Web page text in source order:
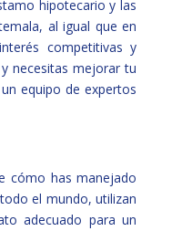
hipotecario y las
al igual que en
competitivas y
necesitas mejorar tu
equipo de expertos
cómo has manejado
el mundo, utilizan
adecuado para un